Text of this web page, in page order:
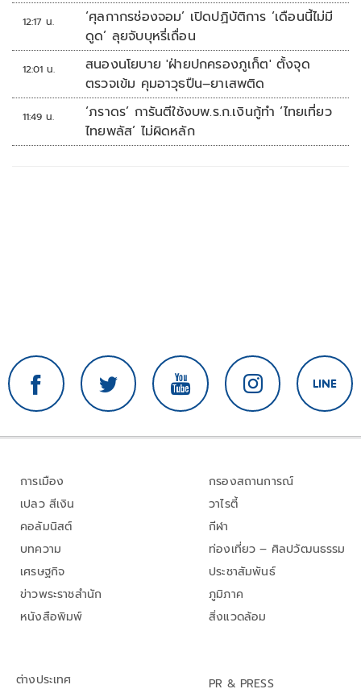
12:17 น.
‘ศุลกากรช่องจอม’ เปิดปฏิบัติการ ‘เดือนนี้ไม่มี
ดูด’ ลุยจับบุหรี่เถื่อน
12:01 น.
สนองนโยบาย 'ฝ่ายปกครองภูเก็ต' ตั้งจุด
ตรวจเข้ม คุมอาวุธปืน–ยาเสพติด
11:49 น.
‘ภราดร’ การันตีใช้งบพ.ร.ก.เงินกู้ทำ ‘ไทยเที่ยว
ไทยพลัส’ ไม่ผิดหลัก
การเมือง
เปลว สีเงิน
คอลัมนิสต์
บทความ
เศรษฐกิจ
ข่าวพระราชสำนัก
หนังสือพิมพ์
กรองสถานการณ์
วาไรตี้
กีฬา
ท่องเที่ยว – ศิลปวัฒนธรรม
ประชาสัมพันธ์
ภูมิภาค
สิ่งแวดล้อม
ต่างประเทศ PR & PRESS